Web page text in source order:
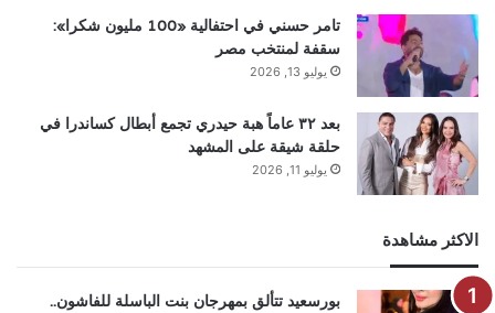
تامر حسني في احتفالية «100 مليون شكرا»:
سقفة لمنتخب مصر
يوليو 13, 2026
بعد ٣٢ عاماً هبة حيدري تجمع أبطال كساندرا في
حلقة شيقة على المشهد
يوليو 11, 2026
الاكثر مشاهدة
بورسعيد تتألق بمهرجان بنت الباسلة للفاشون..